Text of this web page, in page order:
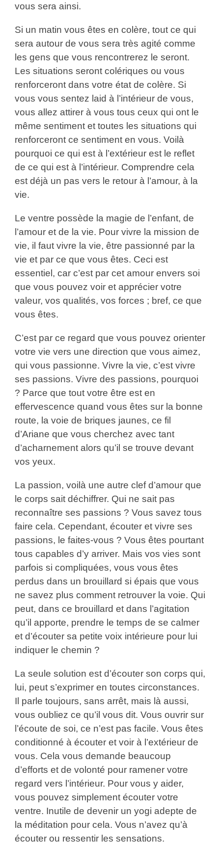
vous sera ainsi.
Si un matin vous êtes en colère, tout ce qui
sera autour de vous sera très agité comme
les gens que vous rencontrerez le seront.
Les situations seront colériques ou vous
renforceront dans votre état de colère. Si
vous vous sentez laid à l’intérieur de vous,
vous allez attirer à vous tous ceux qui ont le
même sentiment et toutes les situations qui
renforceront ce sentiment en vous. Voilà
pourquoi ce qui est à l’extérieur est le reflet
de ce qui est à l’intérieur. Comprendre cela
est déjà un pas vers le retour à l’amour, à la
vie.
Le ventre possède la magie de l’enfant, de
l’amour et de la vie. Pour vivre la mission de
vie, il faut vivre la vie, être passionné par la
vie et par ce que vous êtes. Ceci est
essentiel, car c’est par cet amour envers soi
que vous pouvez voir et apprécier votre
valeur, vos qualités, vos forces ; bref, ce que
vous êtes.
C’est par ce regard que vous pouvez orienter
votre vie vers une direction que vous aimez,
qui vous passionne. Vivre la vie, c’est vivre
ses passions. Vivre des passions, pourquoi
? Parce que tout votre être est en
effervescence quand vous êtes sur la bonne
route, la voie de briques jaunes, ce fil
d’Ariane que vous cherchez avec tant
d’acharnement alors qu’il se trouve devant
vos yeux.
La passion, voilà une autre clef d’amour que
le corps sait déchiffrer. Qui ne sait pas
reconnaître ses passions ? Vous savez tous
faire cela. Cependant, écouter et vivre ses
passions, le faites-vous ? Vous êtes pourtant
tous capables d’y arriver. Mais vos vies sont
parfois si compliquées, vous vous êtes
perdus dans un brouillard si épais que vous
ne savez plus comment retrouver la voie. Qui
peut, dans ce brouillard et dans l’agitation
qu’il apporte, prendre le temps de se calmer
et d’écouter sa petite voix intérieure pour lui
indiquer le chemin ?
La seule solution est d’écouter son corps qui,
lui, peut s’exprimer en toutes circonstances.
Il parle toujours, sans arrêt, mais là aussi,
vous oubliez ce qu’il vous dit. Vous ouvrir sur
l’écoute de soi, ce n’est pas facile. Vous êtes
conditionné à écouter et voir à l’extérieur de
vous. Cela vous demande beaucoup
d’efforts et de volonté pour ramener votre
regard vers l’intérieur. Pour vous y aider,
vous pouvez simplement écouter votre
ventre. Inutile de devenir un yogi adepte de
la méditation pour cela. Vous n’avez qu’à
écouter ou ressentir les sensations.